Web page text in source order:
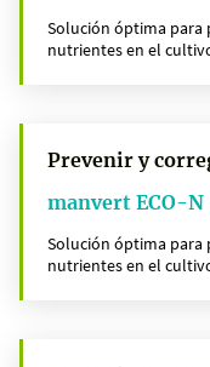
Solución óptima para
nutrientes en el
Prevenir y
manvert ECO-N
Solución óptima para
nutrientes en el